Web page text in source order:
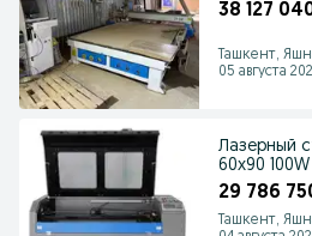
38 127
Ташкент,
05 августа
Лазерный
60x90 100W
29 786
Ташкент,